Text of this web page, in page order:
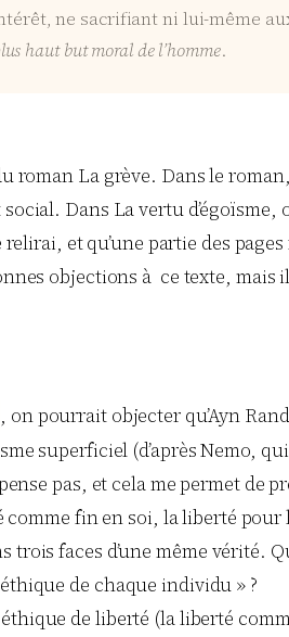
ne sacrifiant ni lui-même
haut but moral de l’homme.
La grève. Dans le
Dans La vertu d’égoïsme,
et qu’une partie des
objections à ce texte, mais
, on pourrait objecter qu’Ayn
superficiel (d’après Nemo,
pas, et cela me permet de
fin en soi, la liberté
faces d’une même vérité.
de chaque individu » ?
de liberté (la liberté